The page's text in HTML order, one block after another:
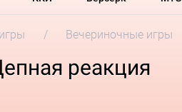
Вечериночные игры
реакция